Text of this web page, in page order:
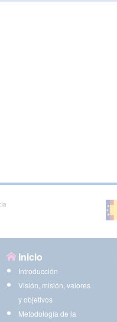
Inicio
Introducción
Visión, misión, valores
y objetivos
Metodología de la